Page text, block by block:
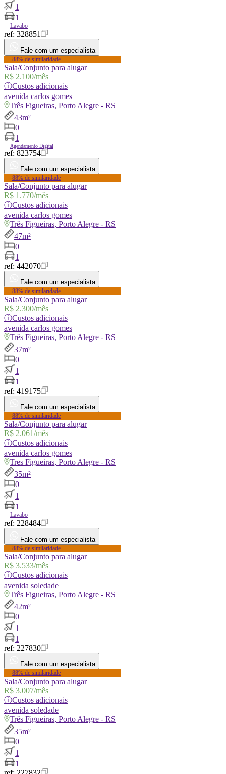
1
1
Lavabo
ref: 328851
Fale com um especialista
88% de similaridade
Sala/Conjunto para alugar
R$ 2.100/mês
ⓘCustos adicionais
avenida carlos gomes
Três Figueiras, Porto Alegre - RS
43m²
0
1
Agendamento Digital
ref: 823754
Fale com um especialista
88% de similaridade
Sala/Conjunto para alugar
R$ 1.770/mês
ⓘCustos adicionais
avenida carlos gomes
Três Figueiras, Porto Alegre - RS
47m²
0
1
ref: 442070
Fale com um especialista
88% de similaridade
Sala/Conjunto para alugar
R$ 2.300/mês
ⓘCustos adicionais
avenida carlos gomes
Três Figueiras, Porto Alegre - RS
37m²
0
1
1
ref: 419175
Fale com um especialista
88% de similaridade
Sala/Conjunto para alugar
R$ 2.061/mês
ⓘCustos adicionais
avenida carlos gomes
Tres Figueiras, Porto Alegre - RS
35m²
0
1
1
Lavabo
ref: 228484
Fale com um especialista
88% de similaridade
Sala/Conjunto para alugar
R$ 3.533/mês
ⓘCustos adicionais
avenida soledade
Três Figueiras, Porto Alegre - RS
42m²
0
1
1
ref: 227830
Fale com um especialista
88% de similaridade
Sala/Conjunto para alugar
R$ 3.007/mês
ⓘCustos adicionais
avenida soledade
Três Figueiras, Porto Alegre - RS
35m²
0
1
1